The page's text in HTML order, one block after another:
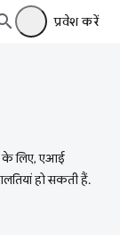
प्रवेश करें
के लिए, एआई
हो सकती हैं.